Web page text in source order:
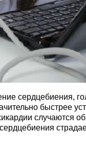
сердцебиения,
быстрее
случаются